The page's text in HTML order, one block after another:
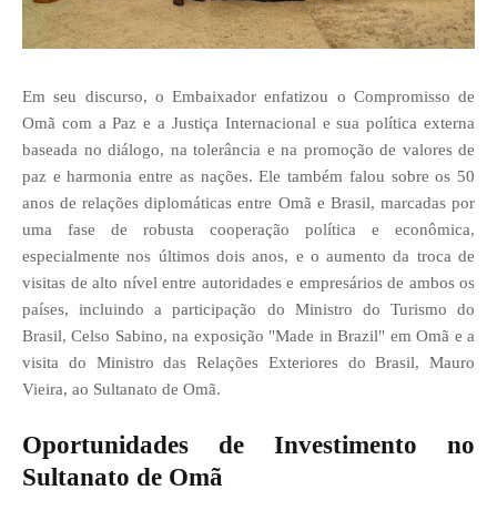
Em seu discurso, o Embaixador enfatizou o Compromisso de
Omã com a Paz e a Justiça Internacional e sua política externa
baseada no diálogo, na tolerância e na promoção de valores de
paz e harmonia entre as nações. Ele também falou sobre os 50
anos de relações diplomáticas entre Omã e Brasil, marcadas por
uma fase de robusta cooperação política e econômica,
especialmente nos últimos dois anos, e o aumento da troca de
visitas de alto nível entre autoridades e empresários de ambos os
países, incluindo a participação do Ministro do Turismo do
Brasil, Celso Sabino, na exposição "Made in Brazil" em Omã e a
visita do Ministro das Relações Exteriores do Brasil, Mauro
Vieira, ao Sultanato de Omã.
Oportunidades de Investimento no
Sultanato de Omã